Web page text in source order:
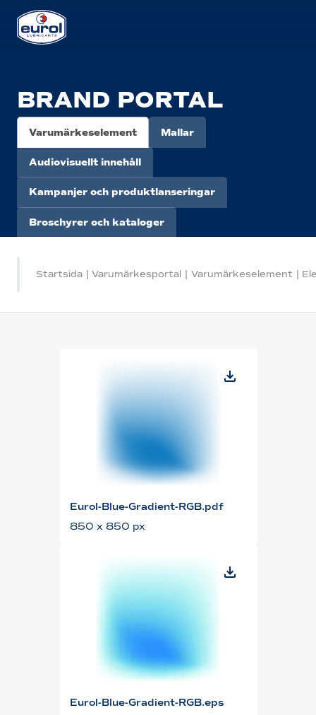
BRAND PORTAL
Varumärkeselement Mallar
Audiovisuellt innehåll
Kampanjer och produktlanseringar
Broschyrer och kataloger
Startsida | Varumärkesportal | Varumärkeselement |
Eurol-Blue-Gradient-RGB.pdf
850 x 850 px
Eurol-Blue-Gradient-RGB.eps